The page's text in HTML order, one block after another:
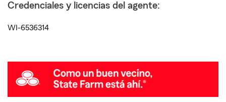
Credenciales y licencias del agente:
WI-6536314